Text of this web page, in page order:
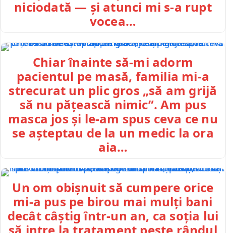
niciodată — și atunci mi s-a rupt
vocea…
Chiar înainte să-mi adorm
pacientul pe masă, familia mi-a
strecurat un plic gros „să am grijă
să nu pățească nimic”. Am pus
masca jos și le-am spus ceva ce nu
se așteptau de la un medic la ora
aia…
Un om obișnuit să cumpere orice
mi-a pus pe birou mai mulți bani
decât câștig într-un an, ca soția lui